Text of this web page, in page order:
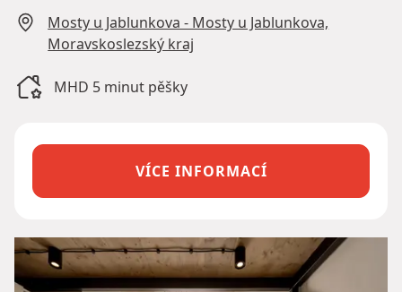
Mosty u Jablunkova - Mosty u Jablunkova,
Moravskoslezský kraj
MHD 5 minut pěšky
VÍCE INFORMACÍ